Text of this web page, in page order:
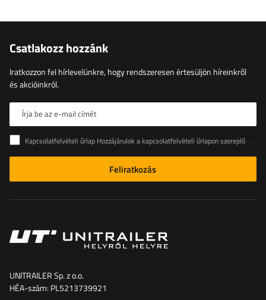
Csatlakozz hozzánk
Iratkozzon fel hírlevelünkre, hogy rendszeresen értesüljön híreinkről
és akcióinkról.
Írja be az e-mail címét
Kapcsolatfelvételi űrlap Hozzájárulok a kapcsolatfelvételi űrlapon szereplő személyes adataimnak az Európai Parlament és a Tanács (EU) rendeletével összhangban történő kezeléséhez
Feliratkozás
UNITRAILER Sp. z o.o.
HÉA-szám: PL5213739921